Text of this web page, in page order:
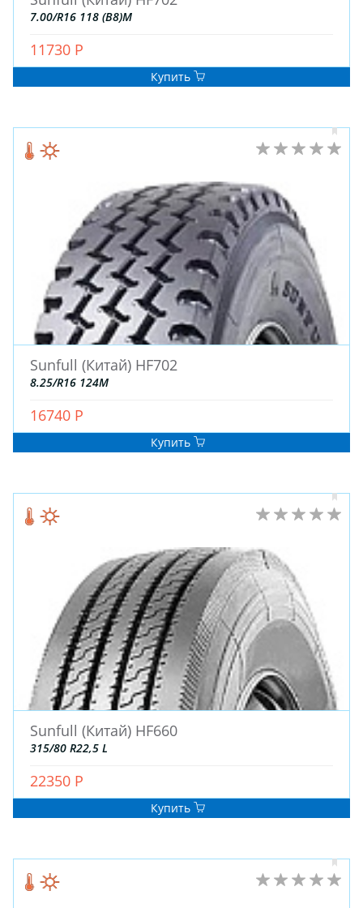
7.00/R16 118 (B8)M
11730 Р
Купить
Sunfull (Китай) HF702
8.25/R16 124M
16740 Р
Купить
Sunfull (Китай) HF660
315/80 R22,5 L
22350 Р
Купить